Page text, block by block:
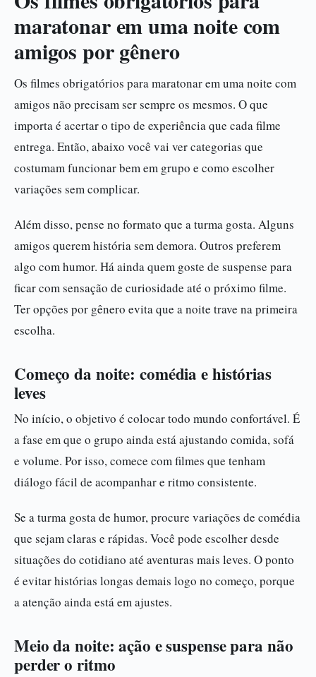
maratonar em uma noite com
amigos por gênero
Os filmes obrigatórios para maratonar em uma noite com
amigos não precisam ser sempre os mesmos. O que
importa é acertar o tipo de experiência que cada filme
entrega. Então, abaixo você vai ver categorias que
costumam funcionar bem em grupo e como escolher
variações sem complicar.
Além disso, pense no formato que a turma gosta. Alguns
amigos querem história sem demora. Outros preferem
algo com humor. Há ainda quem goste de suspense para
ficar com sensação de curiosidade até o próximo filme.
Ter opções por gênero evita que a noite trave na primeira
escolha.
Começo da noite: comédia e histórias
leves
No início, o objetivo é colocar todo mundo confortável. É
a fase em que o grupo ainda está ajustando comida, sofá
e volume. Por isso, comece com filmes que tenham
diálogo fácil de acompanhar e ritmo consistente.
Se a turma gosta de humor, procure variações de comédia
que sejam claras e rápidas. Você pode escolher desde
situações do cotidiano até aventuras mais leves. O ponto
é evitar histórias longas demais logo no começo, porque
a atenção ainda está em ajustes.
Meio da noite: ação e suspense para não
perder o ritmo